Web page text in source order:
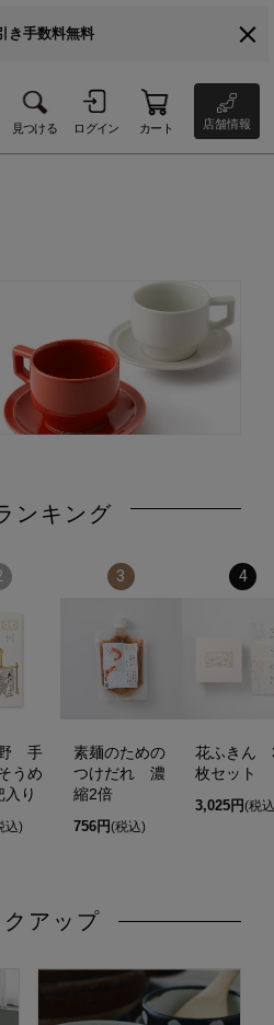
き手数料無料
見つける ログイン カート 店舗情報
ンキング
手
うめ
り
込)
3
素麺のための
つけだれ 濃
縮2倍
756円(税込)
4
花ふきん
枚セット
3,025円(税
クアップ